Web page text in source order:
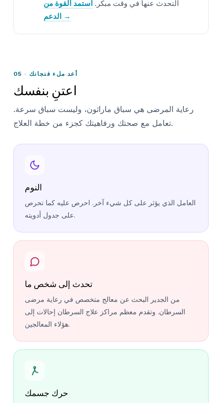
التحدث عنها في وقت مبكر. استمد القوة من
الدعم →
05 · أعد ملء فنجانك
اعتنِ بنفسك
رعاية المرضى هي سباق ماراثون، وليست سباق سرعة.
تعامل مع صحتك ورفاهيتك كجزء من خطة العلاج.
النوم
العامل الذي يؤثر على كل شيء آخر. احرص عليه كما تحرص
على جدول أدويته.
تحدث إلى شخص ما
من الجدير البحث عن معالج متخصص في رعاية مرضى
السرطان. وتقدم معظم مراكز علاج السرطان إحالات إلى
هؤلاء المعالجين.
حرك جسمك